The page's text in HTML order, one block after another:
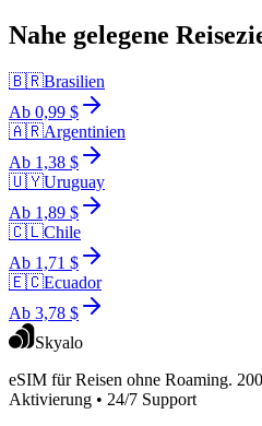
Nahe gelegene
🇧🇷Brasilien
Ab 0,99 $
🇦🇷Argentinien
Ab 1,38 $
🇺🇾Uruguay
Ab 1,89 $
🇨🇱Chile
Ab 1,71 $
🇪🇨Ecuador
Ab 3,78 $
Skyalo
eSIM für Reisen ohne Roaming.
Aktivierung • 24/7 Support